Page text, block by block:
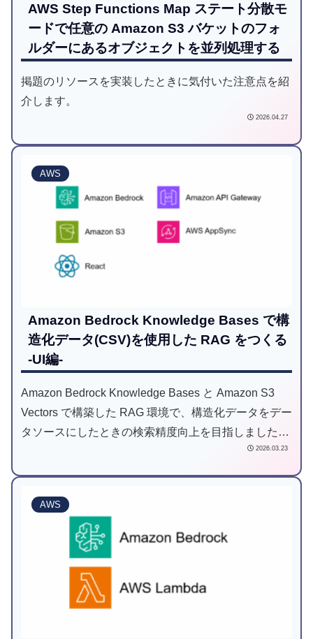
AWS Step Functions Map ステート分散モ
ードで任意の Amazon S3 バケットのフォ
ルダーにあるオブジェクトを並列処理する
掲題のリソースを実装したときに気付いた注意点を紹
介します。
2026.04.27
AWS
Amazon Bedrock Knowledge Bases で構
造化データ(CSV)を使用した RAG をつくる
-UI編-
Amazon Bedrock Knowledge Bases と Amazon S3
Vectors で構築した RAG 環境で、構造化データをデー
タソースにしたときの検索精度向上を目指しました。
2026.03.23
AWS